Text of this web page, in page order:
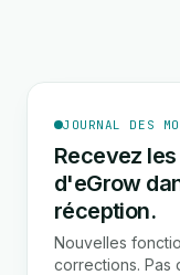
JOURNAL DES
Recevez
d'eGrow
réception.
Nouvelles
corrections.